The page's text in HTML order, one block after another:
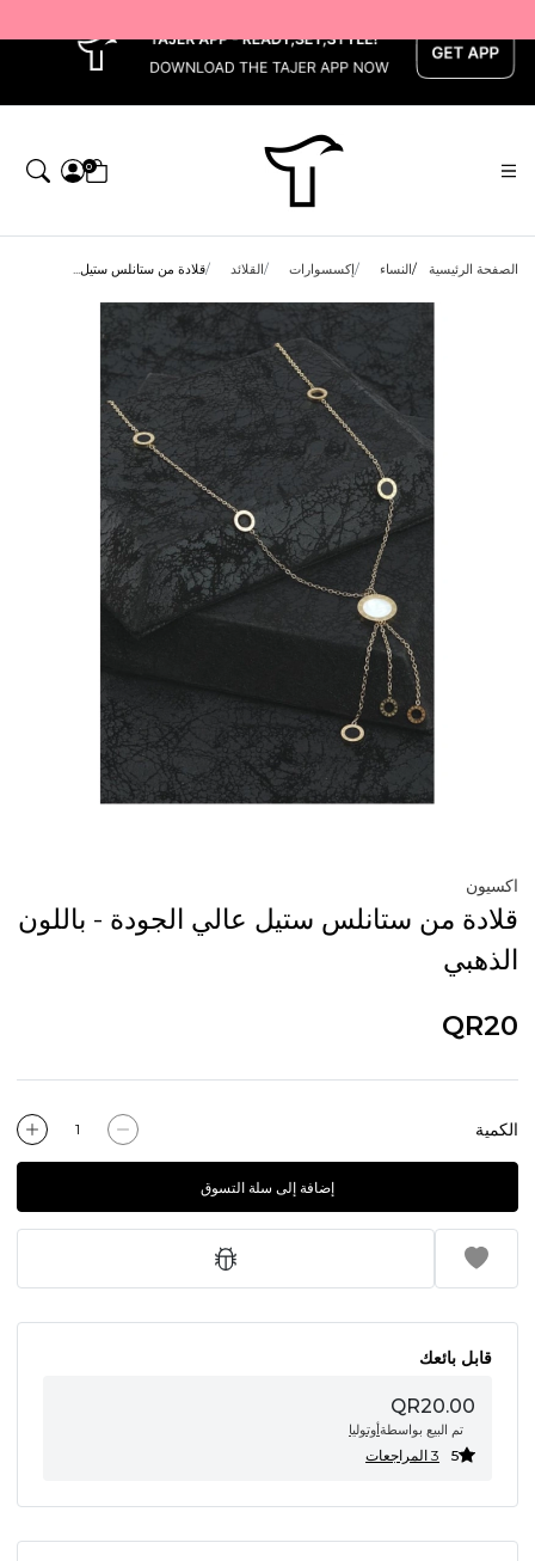
0
الصفحة الرئيسية النساء إكسسوارات القلائد قلادة من ستانلس ستيل...
اكسيون
قلادة من ستانلس ستيل عالي الجودة - باللون
الذهبي
QR20
الكمية
إضافة إلى سلة التسوق
قابل بائعك
QR20.00
تم البيع بواسطةأوتوليا
5 3 المراجعات